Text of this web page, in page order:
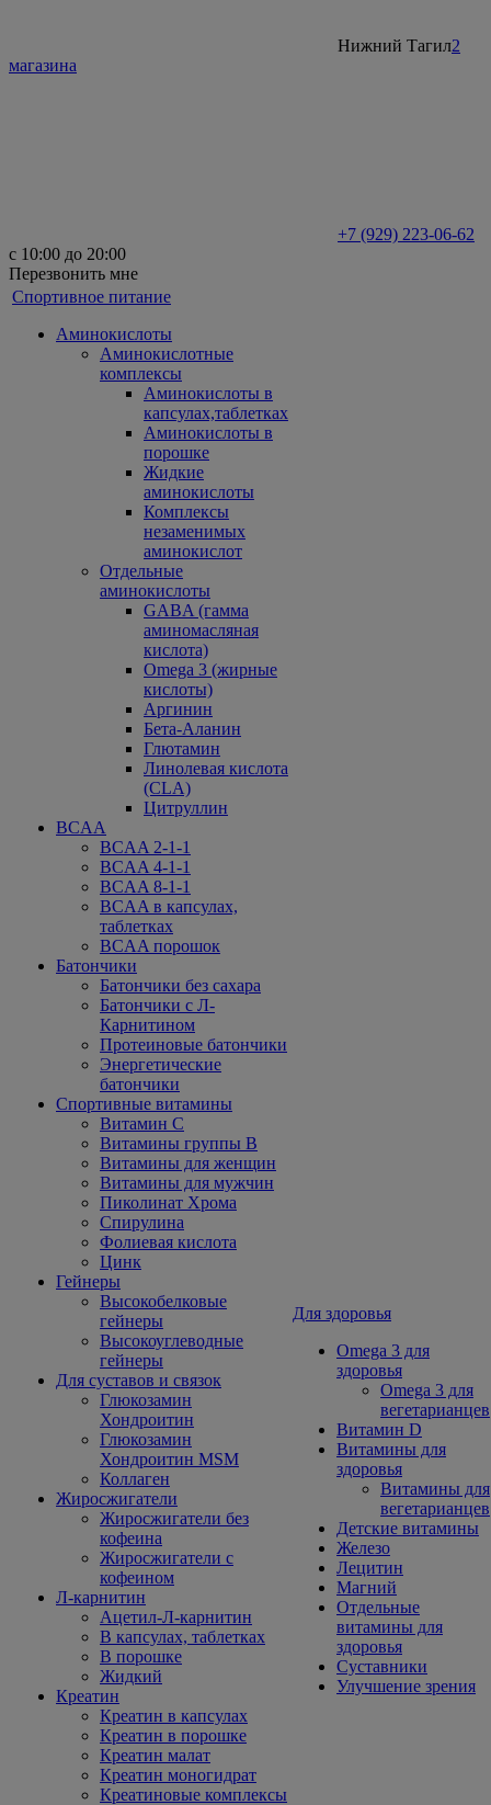
Нижний Тагил2
магазина
+7 (929) 223-06-62
с 10:00 до 20:00
Перезвонить мне
Спортивное питание
Аминокислоты
Аминокислотные
комплексы
Аминокислоты в
капсулах,таблетках
Аминокислоты в
порошке
Жидкие
аминокислоты
Комплексы
незаменимых
аминокислот
Отдельные
аминокислоты
GABA (гамма
аминомасляная
кислота)
Omega 3 (жирные
кислоты)
Аргинин
Бета-Аланин
Глютамин
Линолевая кислота
(CLA)
Цитруллин
BCAA
BCAA 2-1-1
BCAA 4-1-1
BCAA 8-1-1
BCAA в капсулах,
таблетках
BCAA порошок
Батончики
Батончики без сахара
Батончики с Л-
Карнитином
Протеиновые батончики
Энергетические
батончики
Спортивные витамины
Витамин С
Витамины группы В
Витамины для женщин
Витамины для мужчин
Пиколинат Хрома
Спирулина
Фолиевая кислота
Цинк
Гейнеры
Высокобелковые
гейнеры
Высокоуглеводные
гейнеры
Для суставов и связок
Глюкозамин
Хондроитин
Глюкозамин
Хондроитин MSM
Коллаген
Жиросжигатели
Жиросжигатели без
кофеина
Жиросжигатели с
кофеином
Л-карнитин
Ацетил-Л-карнитин
В капсулах, таблетках
В порошке
Жидкий
Креатин
Креатин в капсулах
Креатин в порошке
Креатин малат
Креатин моногидрат
Креатиновые комплексы
Для здоровья
Omega 3 для
здоровья
Omega 3 для
вегетарианцев
Витамин D
Витамины для
здоровья
Витамины для
вегетарианцев
Детские витамины
Железо
Лецитин
Магний
Отдельные
витамины для
здоровья
Суставники
Улучшение зрения